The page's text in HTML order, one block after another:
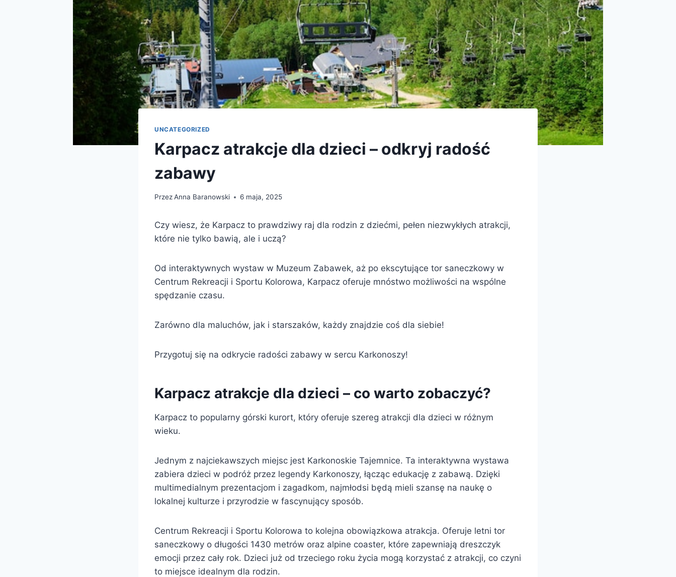
UNCATEGORIZED
Karpacz atrakcje dla dzieci – odkryj radość
zabawy
PrzezAnna Baranowski 6 maja, 2025
Czy wiesz, że Karpacz to prawdziwy raj dla rodzin z dziećmi, pełen niezwykłych atrakcji,
które nie tylko bawią, ale i uczą?
Od interaktywnych wystaw w Muzeum Zabawek, aż po ekscytujące tor saneczkowy w
Centrum Rekreacji i Sportu Kolorowa, Karpacz oferuje mnóstwo możliwości na wspólne
spędzanie czasu.
Zarówno dla maluchów, jak i starszaków, każdy znajdzie coś dla siebie!
Przygotuj się na odkrycie radości zabawy w sercu Karkonoszy!
Karpacz atrakcje dla dzieci – co warto zobaczyć?
Karpacz to popularny górski kurort, który oferuje szereg atrakcji dla dzieci w różnym
wieku.
Jednym z najciekawszych miejsc jest Karkonoskie Tajemnice. Ta interaktywna wystawa
zabiera dzieci w podróż przez legendy Karkonoszy, łącząc edukację z zabawą. Dzięki
multimedialnym prezentacjom i zagadkom, najmłodsi będą mieli szansę na naukę o
lokalnej kulturze i przyrodzie w fascynujący sposób.
Centrum Rekreacji i Sportu Kolorowa to kolejna obowiązkowa atrakcja. Oferuje letni tor
saneczkowy o długości 1430 metrów oraz alpine coaster, które zapewniają dreszczyk
emocji przez cały rok. Dzieci już od trzeciego roku życia mogą korzystać z atrakcji, co czyni
to miejsce idealnym dla rodzin.